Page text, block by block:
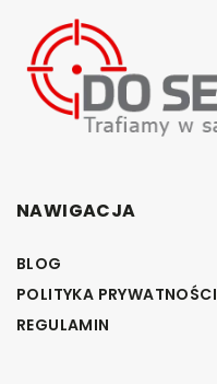
NAWIGACJA
BLOG
POLITYKA PRYWATNOŚCI
REGULAMIN